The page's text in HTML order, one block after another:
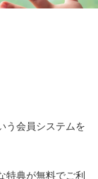
う会員システムを
特典が無料でご利